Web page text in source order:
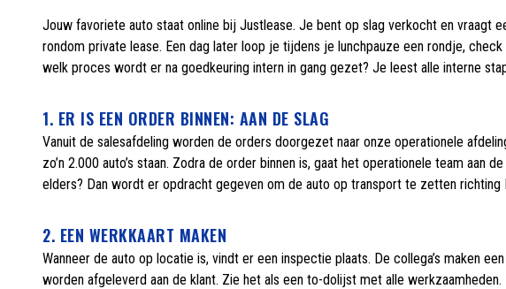
Jouw favoriete auto staat online bij Justlease. Je bent op slag verkocht en vraagt
rondom private lease. Een dag later loop je tijdens je lunchpauze een rondje,
welk proces wordt er na goedkeuring intern in gang gezet? Je leest alle interne
1. ER IS EEN ORDER BINNEN: AAN DE SLAG
Vanuit de salesafdeling worden de orders doorgezet naar onze operationele
zo’n 2.000 auto’s staan. Zodra de order binnen is, gaat het operationele team
elders? Dan wordt er opdracht gegeven om de auto op transport te zetten richting
2. EEN WERKKAART MAKEN
Wanneer de auto op locatie is, vindt er een inspectie plaats. De collega’s maken
worden afgeleverd aan de klant. Zie het als een to-dolijst met alle werkzaamheden.